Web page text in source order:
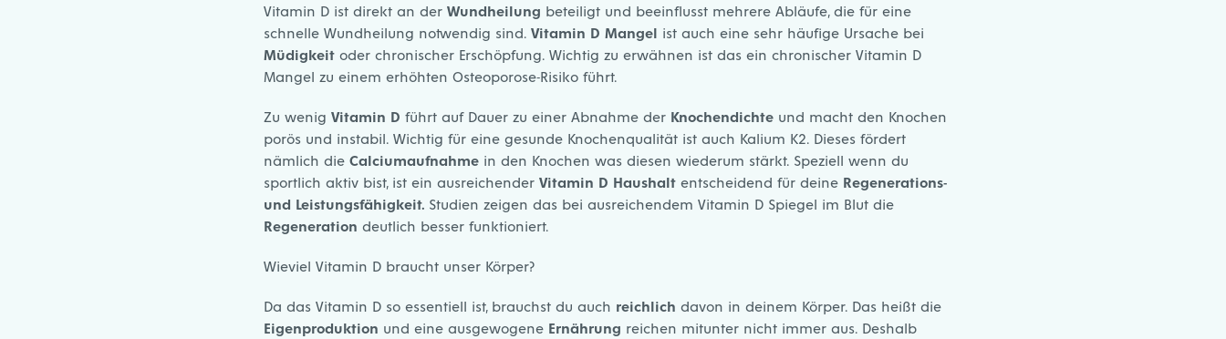
Vitamin D ist direkt an der Wundheilung beteiligt und beeinflusst mehrere Abläufe, die für eine
schnelle Wundheilung notwendig sind. Vitamin D Mangel ist auch eine sehr häufige Ursache bei
Müdigkeitoder chronischer Erschöpfung. Wichtig zu erwähnen ist das ein chronischer Vitamin D
Mangel zu einem erhöhten Osteoporose-Risiko führt.
Zu wenig Vitamin D führt auf Dauer zu einer Abnahme der Knochendichteund macht den Knochen
porös und instabil. Wichtig für eine gesunde Knochenqualität ist auch Kalium K2. Dieses fördert
nämlich die Calciumaufnahmein den Knochen was diesen wiederum stärkt. Speziell wenn du
sportlich aktiv bist, ist ein ausreichender Vitamin D Haushaltentscheidend für deine Regenerations-
und Leistungsfähigkeit. Studien zeigen das bei ausreichendem Vitamin D Spiegel im Blut die
Regeneration deutlich besser funktioniert.
Wieviel Vitamin D braucht unser Körper?
Da das Vitamin D so essentiell ist, brauchst du auch reichlich davon in deinem Körper. Das heißt die
Eigenproduktion und eine ausgewogene Ernährung reichen mitunter nicht immer aus. Deshalb